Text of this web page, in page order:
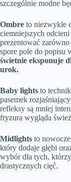
szczególnie modne
Ombre to niezwykle
ciemniejszych
prezentować
spore pole do popisu
świetnie eksponuje
urok.
Baby lights to
pasemek
refleksy są mniej
fryzura wygląda
Midlights to
który dodaje głębi
wybór dla tych,
drastycznych cięć.